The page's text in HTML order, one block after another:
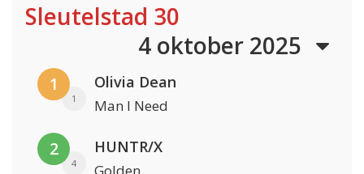
Sleutelstad 30
4 oktober 2025
1
1
Olivia Dean
Man I Need
2
4
HUNTR/X